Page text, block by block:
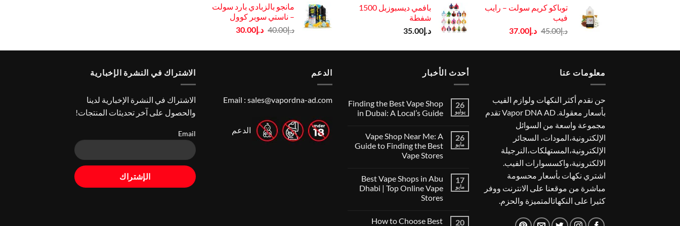
هو:
هو:
توباكو كريم سولت – رايب
فيب
د.إ45.00 السعر
هو:
د.إ37.00السعر
هو:
بافمي ديسبوزبل 1500
شفطة
د.إ35.00
د.إ50.00.
د.إ45.00.
مانجو بالزبادي بارد سولت
– ناستي سوبر كوول
د.إ40.00 السعر
هو:
د.إ30.00السعر
هو:
معلومات عنا
حن نقدم أكثر النكهات ولوازم الفيب
بأسعار معقولة. Vapor DNA AD تقدم
مجموعة واسعة من السوائل
الإلكترونية،المودات، السجائر
الإلكترونية،المستهلكات،النرجيلة
الالكترونية،واكسسوارات الفيب.
اشتري نكهات بأسعار محسومة
مباشرة من موقعنا على الانترنت ووفر
كثيرا على النكهاتالمتميزة والحزم.
أحدث الأخبار
26
يوليو
Finding the Best Vape Shop
in Dubai: A Local’s Guide
تعليقات
على
Finding
the
Shop
in
Dubai:
Local’s
26
مايو
Vape Shop Near Me: A
Guide to Finding the Best
Vape Stores
تعليقات
Vape
Shop
A
Guide
17
مايو
Best Vape Shops in Abu
Dhabi | Top Online Vape
Stores
تعليقات
20
How to Choose Best
الدعم
Email : sales@vapordna-ad.com
الدعم
الاشتراك في النشرة الإخبارية
الاشتراك في النشرة الإخبارية لدينا
والحصول على آخر تحديثات المنتجات!
Email